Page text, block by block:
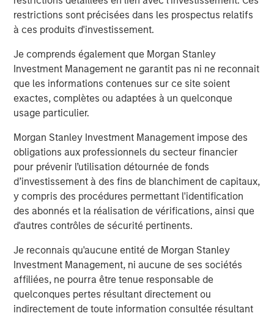
restrictions sont précisées dans les prospectus relatifs
à ces produits d'investissement.
Je comprends également que Morgan Stanley
Investment Management ne garantit pas ni ne reconnait
que les informations contenues sur ce site soient
exactes, complètes ou adaptées à un quelconque
usage particulier.
Morgan Stanley Investment Management impose des
obligations aux professionnels du secteur financier
pour prévenir l’utilisation détournée de fonds
d’investissement à des fins de blanchiment de capitaux,
y compris des procédures permettant l'identification
des abonnés et la réalisation de vérifications, ainsi que
d'autres contrôles de sécurité pertinents.
Je reconnais qu'aucune entité de Morgan Stanley
Investment Management, ni aucune de ses sociétés
affiliées, ne pourra être tenue responsable de
quelconques pertes résultant directement ou
indirectement de toute information consultée résultant
About Morgan Stanley Private Equity Asia
private equity investors in Asia Pacific, having invested in
the region for over 19 years. The team has invested
approximately US$2.4 billion in Asia, primarily in highly
structured minority investments and control buyouts in
profitable, growth-oriented companies. MSPE Asia has
offices located in Hong Kong, Shanghai, Mumbai, Seoul,
Tokyo and New York. For further information about
Morgan Stanley Private Equity Asia, please
visit
www.morganstanley.com/im/privateequityasia.
Morgan Stanley Private Equity Asia
Morgan Stanley Private Equity Asia invests primarily in
highly structured minority investments and control
buyouts in growth-oriented companies located
throughout the Asia-Pacific region.